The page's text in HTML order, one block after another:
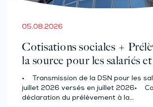
05.08.2026
Cotisations sociales +
la source pour les salariés et
(effectif d’au moins 50
• Transmission de la DSN pour les
juillet 2026 versés en juillet 2026•
déclaration du prélèvement à la…